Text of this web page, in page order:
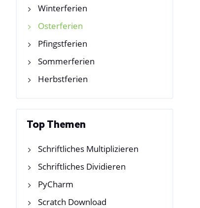
Winterferien
Osterferien
Pfingstferien
Sommerferien
Herbstferien
Top Themen
Schriftliches Multiplizieren
Schriftliches Dividieren
PyCharm
Scratch Download